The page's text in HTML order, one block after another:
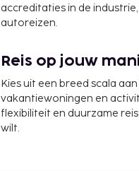
accreditaties in de
autoreizen.
Reis op jouw
Kies uit een breed scala
vakantiewoningen en
flexibiliteit en duurzame
wilt.